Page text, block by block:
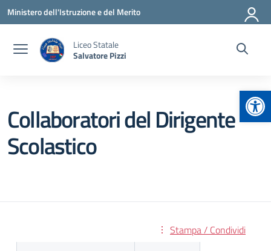
Vai ai contenuti
Vai al menu di navigazione
Vai al footer
Ministero dell'Istruzione e del Merito
Liceo Statale
Salvatore Pizzi
Collaboratori del Dirigente
Scolastico
Stampa / Condividi